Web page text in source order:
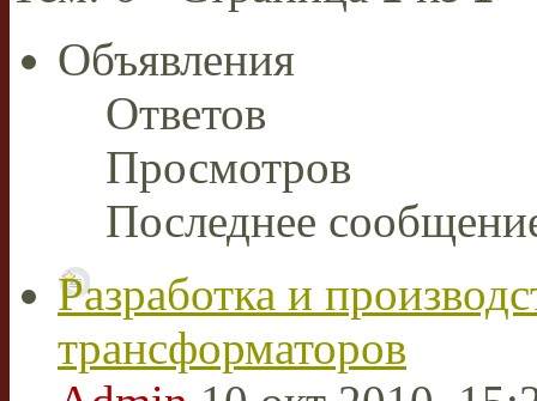
Объявления
Ответов
Просмотров
Последнее
Разработка и
трансформаторов